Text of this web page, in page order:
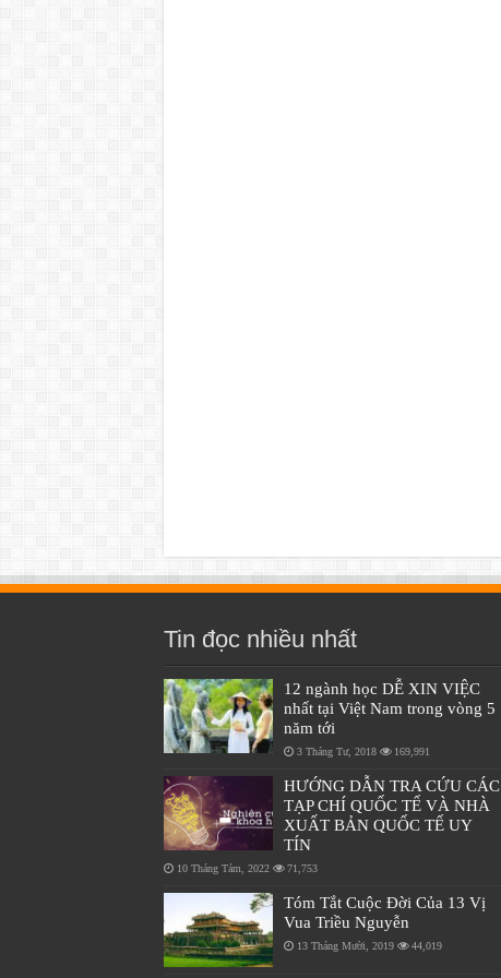
Tin đọc nhiều nhất
12 ngành học DỄ XIN VIỆC
nhất tại Việt Nam trong vòng 5
năm tới
3 Tháng Tư, 2018 169,991
HƯỚNG DẪN TRA CỨU CÁC
TẠP CHÍ QUỐC TẾ VÀ NHÀ
XUẤT BẢN QUỐC TẾ UY
TÍN
10 Tháng Tám, 2022 71,753
Tóm Tắt Cuộc Đời Của 13 Vị
Vua Triều Nguyễn
13 Tháng Mười, 2019 44,019